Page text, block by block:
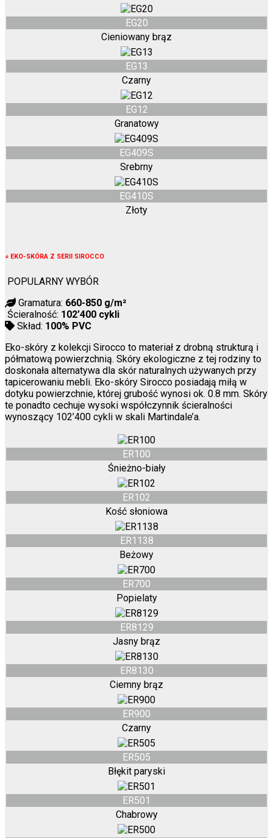
EG20
Cieniowany brąz
EG13
Czarny
EG12
Granatowy
EG409S
Srebrny
EG410S
Złoty
↓ EKO-SKÓRA Z SERII SIROCCO
POPULARNY WYBÓR
Gramatura: 660-850 g/m²
Ścieralność: 102’400 cykli
Skład: 100% PVC
Eko-skóry z kolekcji Sirocco to materiał z drobną strukturą i
półmatową powierzchnią. Skóry ekologiczne z tej rodziny to
doskonała alternatywa dla skór naturalnych używanych przy
tapicerowaniu mebli. Eko-skóry Sirocco posiadają miłą w
dotyku powierzchnie, której grubość wynosi ok. 0.8 mm. Skóry
te ponadto cechuje wysoki współczynnik ścieralności
wynoszący 102’400 cykli w skali Martindale’a.
ER100
Śnieżno-biały
ER102
Kość słoniowa
ER1138
Beżowy
ER700
Popielaty
ER8129
Jasny brąz
ER8130
Ciemny brąz
ER900
Czarny
ER505
Błękit paryski
ER501
Chabrowy